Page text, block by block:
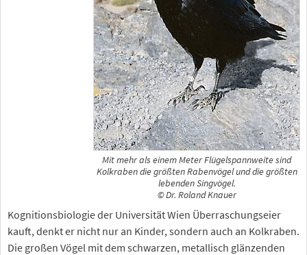
Mit mehr als einem Meter Flügelspannweite sind
Kolkraben die größten Rabenvögel und die größten
lebenden Singvögel.
© Dr. Roland Knauer
Kognitionsbiologie der Universität Wien Überraschungseier
kauft, denkt er nicht nur an Kinder, sondern auch an Kolkraben.
Die großen Vögel mit dem schwarzen, metallisch glänzenden